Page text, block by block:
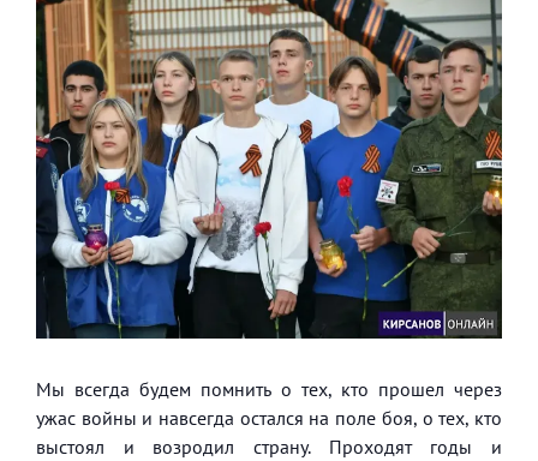
Мы всегда будем помнить о тех, кто прошел через
ужас войны и навсегда остался на поле боя, о тех, кто
выстоял и возродил страну. Проходят годы и